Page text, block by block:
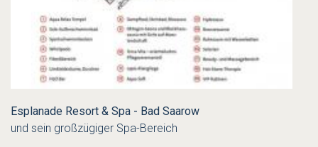
Esplanade Resort & Spa - Bad Saarow
und sein großzügiger Spa-Bereich